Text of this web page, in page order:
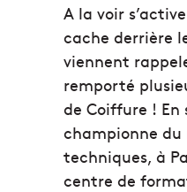
A la voir
cache derrière
viennent
remporté
de Coiffure !
championne du
techniques, à
centre de